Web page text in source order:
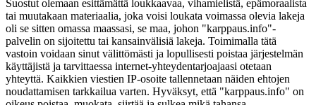
Suostut olemaan esittämättä loukkaavaa, vihamielistä, epämoraalista
tai muutakaan materiaalia, joka voisi loukata voimassa olevia lakeja
oli se sitten omassa maassasi, se maa, johon "karppaus.info"-
palvelin on sijoitettu tai kansainvälisiä lakeja. Toimimalla tätä
vastoin voidaan sinut välittömästi ja lopullisesti poistaa järjestelmän
käyttäjistä ja tarvittaessa internet-yhteydentarjoajaasi otetaan
yhteyttä. Kaikkien viestien IP-osoite tallennetaan näiden ehtojen
noudattamisen tarkkailua varten. Hyväksyt, että "karppaus.info" on